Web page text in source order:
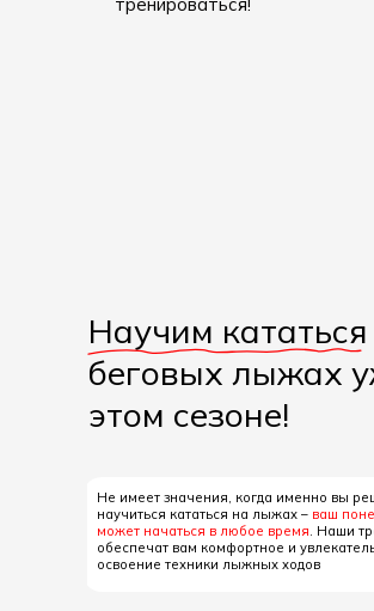
Научим
беговых лыжах
этом сезоне!
Не имеет значения, когда именно вы
научиться кататься на лыжах – ваш
может начаться в любое время. Наши
обеспечат вам комфортное и
освоение техники лыжных ходов